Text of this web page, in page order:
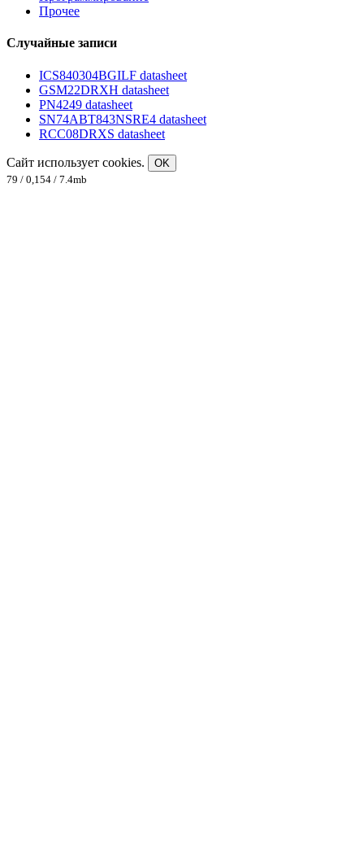
Прочее
Случайные записи
ICS840304BGILF datasheet
GSM22DRXH datasheet
PN4249 datasheet
SN74ABT843NSRE4 datasheet
RCC08DRXS datasheet
Сайт использует cookies.
OK
79 / 0,154 / 7.4mb